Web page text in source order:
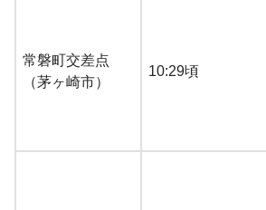
常磐町交差点
（茅ヶ崎市）
10:29頃